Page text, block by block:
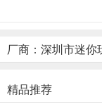
答：通过【制作台—
厂商：深圳市迷你
精品推荐